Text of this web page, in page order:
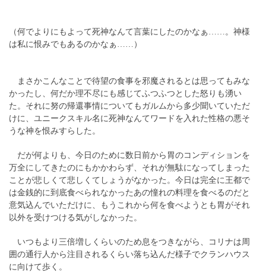
（何でよりにもよって死神なんて言葉にしたのかなぁ……。神様
は私に恨みでもあるのかなぁ……）
まさかこんなことで待望の食事を邪魔されるとは思ってもみな
かったし、何だか理不尽にも感じてふつふつとした怒りも湧い
た。それに努の帰還事情についてもガルムから多少聞いていただ
けに、ユニークスキル名に死神なんてワードを入れた性格の悪そ
うな神を恨みすらした。
だが何よりも、今日のために数日前から胃のコンディションを
万全にしてきたのにもかかわらず、それが無駄になってしまった
ことが悲しくて悲しくてしょうがなかった。今日は完全に王都で
は金銭的に到底食べられなかったあの憧れの料理を食べるのだと
意気込んでいただけに、もうこれから何を食べようとも胃がそれ
以外を受けつける気がしなかった。
いつもより三倍増しくらいのため息をつきながら、コリナは周
囲の通行人から注目されるくらい落ち込んだ様子でクランハウス
に向けて歩く。